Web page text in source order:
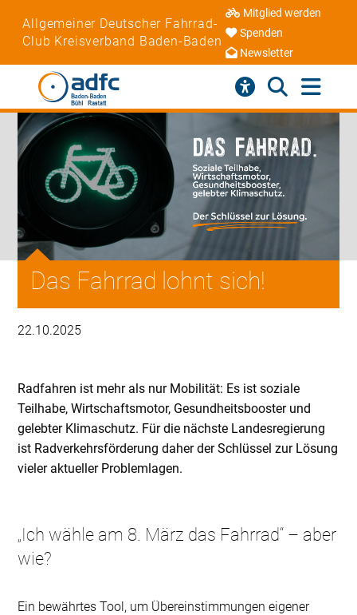
Allgemeiner Deutscher Fahrrad-
Club Kreisverband Baden-Baden
Mitglied werden
Spenden
Newsletter
Das Fahrrad lohnt sich!
22.10.2025
Radfahren ist mehr als nur Mobilität: Es ist soziale
Teilhabe, Wirtschaftsmotor, Gesundheitsbooster und
gelebter Klimaschutz. Für die nächste Landesregierung
ist Radverkehrsförderung daher der Schlüssel zur Lösung
vieler aktueller Problemlagen.
„Ich wähle am 8. März das Fahrrad“ – aber
wie?
Ein bewährtes Tool, um Übereinstimmungen eigener